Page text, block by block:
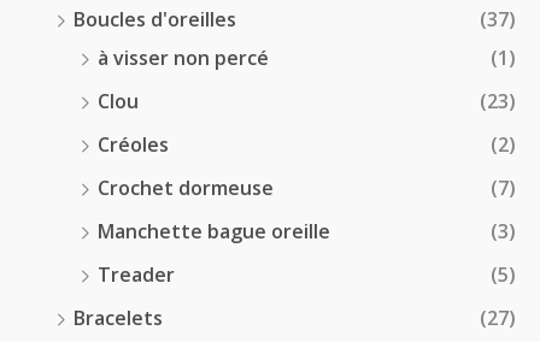
Boucles d'oreilles
(37)
à visser non percé
(1)
Clou
(23)
Créoles
(2)
Crochet dormeuse
(7)
Manchette bague oreille
(3)
Treader
(5)
Bracelets
(27)